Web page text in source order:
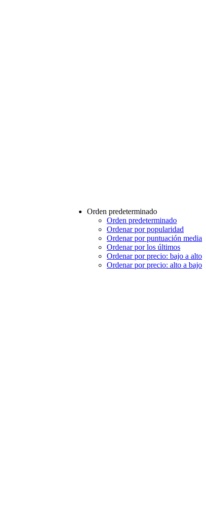
Orden predeterminado
Orden predeterminado
Ordenar por popularidad
Ordenar por puntuación media
Ordenar por los últimos
Ordenar por precio: bajo a alto
Ordenar por precio: alto a bajo